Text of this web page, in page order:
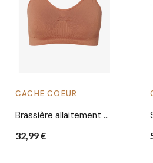
CACHE COEUR
Brassière allaitement Hura | Hazel
32,99 €